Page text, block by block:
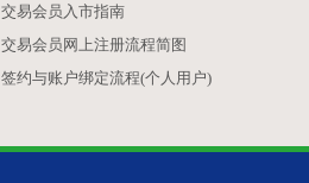
交易会员入市指南
交易会员网上注册流程简图
签约与账户绑定流程(个人用户)